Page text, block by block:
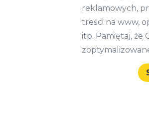
reklamowych,
treści na www,
itp. Pamiętaj, że